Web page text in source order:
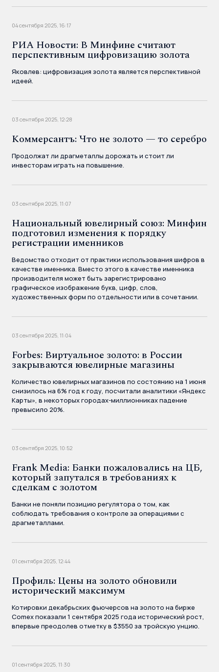
04 сентября 2025, 16:17
РИА Новости: В Минфине считают
перспективным цифровизацию золота
Яковлев: цифровизация золота является перспективной
идеей.
03 сентября 2025, 12:28
Коммерсантъ: Что не золото — то серебро
Продолжат ли драгметаллы дорожать и стоит ли
инвесторам играть на повышение.
03 сентября 2025, 11:07
Национальный ювелирный союз: Минфин
подготовил изменения к порядку
регистрации именников
Ведомство отходит от практики использования шифров в
качестве именника. Вместо этого в качестве именника
производителя может быть зарегистрировано
графическое изображение букв, цифр, слов,
художественных форм по отдельности или в сочетании.
03 сентября 2025, 11:04
Forbes: Виртуальное золото: в России
закрываются ювелирные магазины
Количество ювелирных магазинов по состоянию на 1 июня
снизилось на 6% год к году, посчитали аналитики «Яндекс
Карты», в некоторых городах-миллионниках падение
превысило 20%.
03 сентября 2025, 10:52
Frank Media: Банки пожаловались на ЦБ,
который запутался в требованиях к
сделкам с золотом
Банки не поняли позицию регулятора о том, как
соблюдать требования о контроле за операциями с
драгметаллами.
01 сентября 2025, 12:44
Профиль: Цены на золото обновили
исторический максимум
Котировки декабрьских фьючерсов на золото на бирже
Comex показали 1 сентября 2025 года исторический рост,
впервые преодолев отметку в $3550 за тройскую унцию.
01 сентября 2025, 11:30